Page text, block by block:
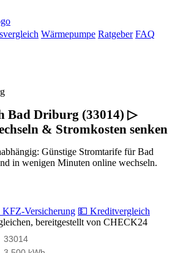
Wärmepumpe Ratgeber FAQ
Bad Driburg (33014) ▷
& Stromkosten senken
Günstige Stromtarife für Bad
in wenigen Minuten online wechseln.
KFZ-Versicherung 💵 Kreditvergleich
bereitgestellt von CHECK24